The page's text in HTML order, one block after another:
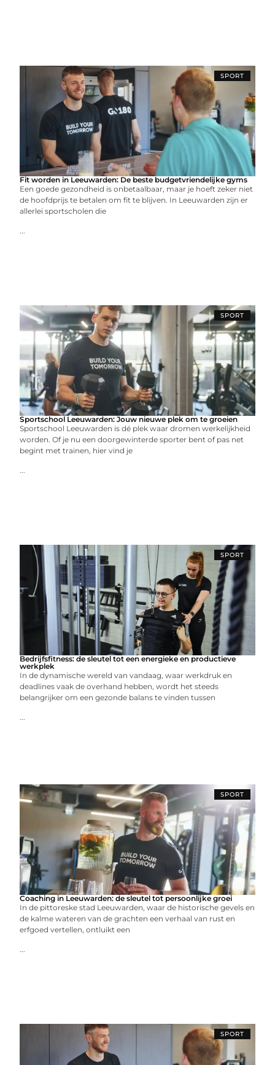
SPORT
Fit worden in Leeuwarden: De beste budgetvriendelijke gyms
Een goede gezondheid is onbetaalbaar, maar je hoeft zeker niet
de hoofdprijs te betalen om fit te blijven. In Leeuwarden zijn er
allerlei sportscholen die
...
SPORT
Sportschool Leeuwarden: Jouw nieuwe plek om te groeien
Sportschool Leeuwarden is dé plek waar dromen werkelijkheid
worden. Of je nu een doorgewinterde sporter bent of pas net
begint met trainen, hier vind je
...
SPORT
Bedrijfsfitness: de sleutel tot een energieke en productieve
werkplek
In de dynamische wereld van vandaag, waar werkdruk en
deadlines vaak de overhand hebben, wordt het steeds
belangrijker om een gezonde balans te vinden tussen
...
SPORT
Coaching in Leeuwarden: de sleutel tot persoonlijke groei
In de pittoreske stad Leeuwarden, waar de historische gevels en
de kalme wateren van de grachten een verhaal van rust en
erfgoed vertellen, ontluikt een
...
SPORT